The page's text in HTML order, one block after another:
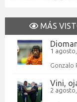
MÁS
1
Gonzalo
Vini,
2